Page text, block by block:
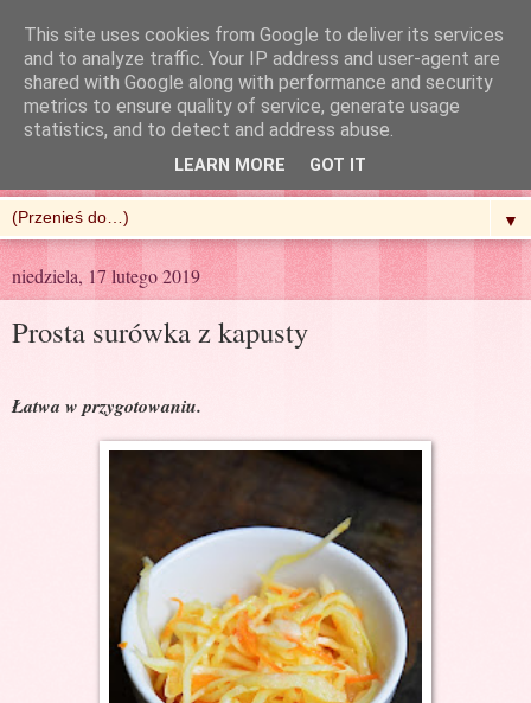
R'n'G Kitchen
▼
niedziela, 17 lutego 2019
Prosta surówka z kapusty
Łatwa w przygotowaniu.
This site uses cookies from Google to deliver its services
and to analyze traffic. Your IP address and user-agent are
shared with Google along with performance and security
metrics to ensure quality of service, generate usage
statistics, and to detect and address abuse.
LEARN MORE GOT IT